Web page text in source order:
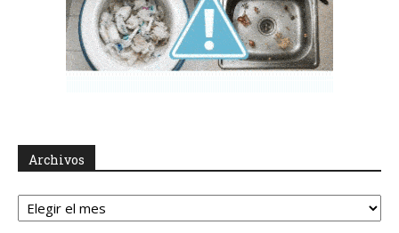
Archivos
Archivos